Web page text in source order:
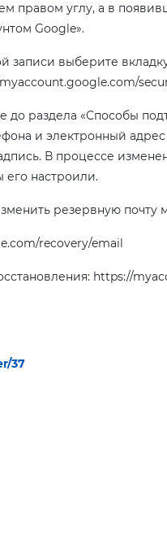
правом углу, а в
Google».
записи выберите
до раздела «Способы
и электронный
В процессе
его настроили.
резервную почту
recovery/email
https://
37